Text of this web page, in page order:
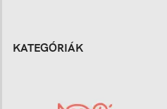
KATEGÓRIÁK